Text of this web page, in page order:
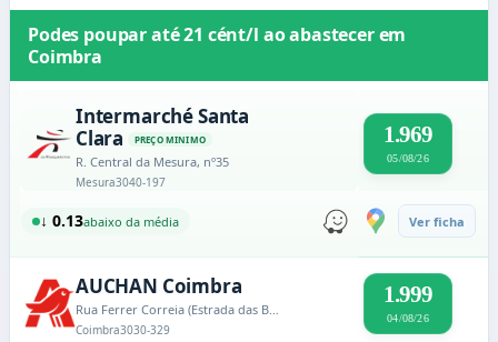
Podes poupar até21 cént/l ao abastecer em
Coimbra
Intermarché Santa
Clara
PREÇO MINIMO
R. Central da Mesura, nº35
Mesura3040-197
1.969
05/08/26
↓ 0.13abaixo da média Ver ficha
AUCHAN Coimbra
Rua Ferrer Correia (Estrada das Beiras)
Coimbra3030-329
1.999
04/08/26